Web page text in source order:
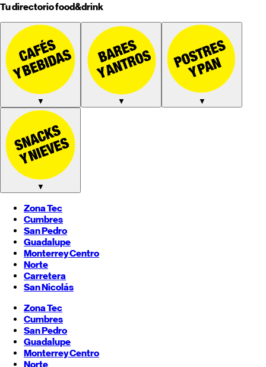
Tu directorio food&drink
▼ ▼ ▼
▼
Zona Tec
Cumbres
San Pedro
Guadalupe
MonterreyCentro
Norte
Carretera
San Nicolás
Zona Tec
Cumbres
San Pedro
Guadalupe
MonterreyCentro
Norte